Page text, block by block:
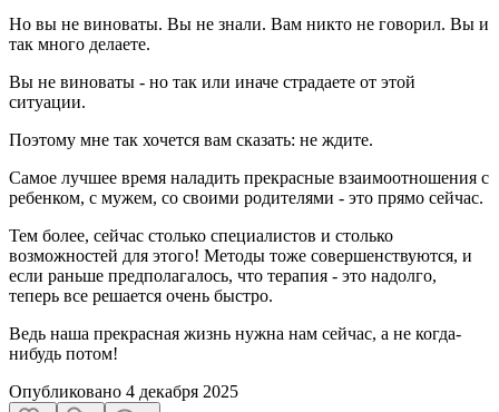
Но вы не виноваты. Вы не знали. Вам никто не говорил. Вы и
так много делаете.
Вы не виноваты - но так или иначе страдаете от этой
ситуации.
Поэтому мне так хочется вам сказать: не ждите.
Самое лучшее время наладить прекрасные взаимоотношения с
ребенком, с мужем, со своими родителями - это прямо сейчас.
Тем более, сейчас столько специалистов и столько
возможностей для этого! Методы тоже совершенствуются, и
если раньше предполагалось, что терапия - это надолго,
теперь все решается очень быстро.
Ведь наша прекрасная жизнь нужна нам сейчас, а не когда-
нибудь потом!
Опубликовано 4 декабря 2025